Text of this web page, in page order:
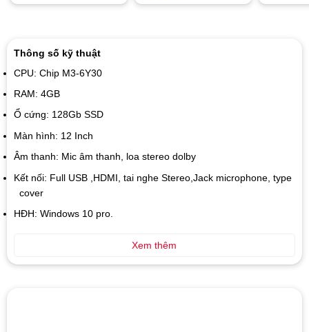
Rated5.00
Thông số kỹ thuật
CPU: Chip M3-6Y30
RAM: 4GB
Ổ cứng: 128Gb SSD
Màn hình: 12 Inch
Âm thanh: Mic âm thanh, loa stereo dolby
Kết nối: Full USB ,HDMI, tai nghe Stereo,Jack microphone, type
cover
HĐH: Windows 10 pro.
Xem thêm